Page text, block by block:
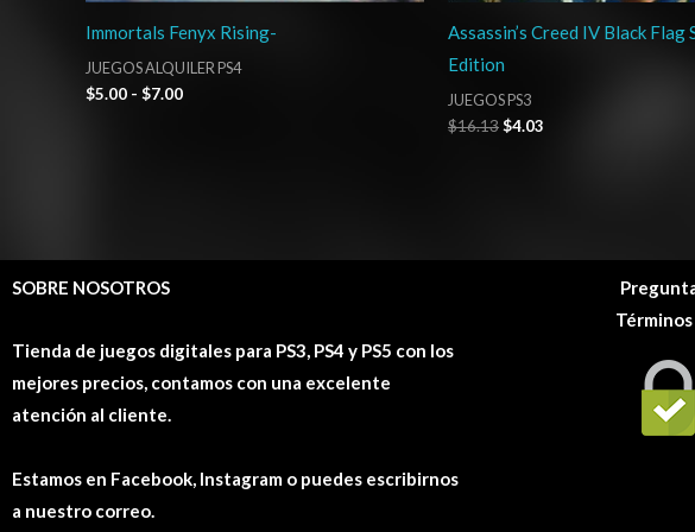
Immortals Fenyx Rising-
JUEGOS ALQUILER PS4
$5.00 - $7.00
Assassin’s Creed IV Black Flag
Edition
JUEGOS PS3
$16.13$4.03
SOBRE NOSOTROS
Tienda de juegos digitales para PS3, PS4 y PS5 con los
mejores precios, contamos con una excelente
atención al cliente.
Estamos en Facebook, Instagram o puedes escribirnos
a nuestro correo.